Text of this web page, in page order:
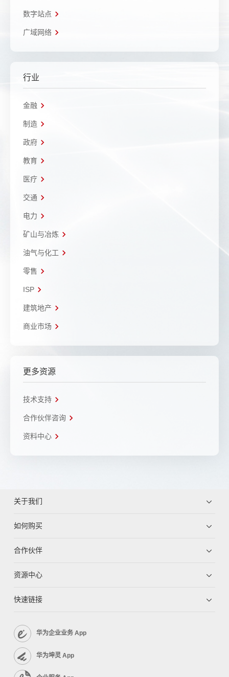
数字站点
广域网络
行业
金融
制造
政府
教育
医疗
交通
电力
矿山与冶炼
油气与化工
零售
ISP
建筑地产
商业市场
更多资源
技术支持
合作伙伴咨询
资料中心
关于我们
如何购买
合作伙伴
资源中心
快速链接
华为企业业务 App
华为坤灵 App